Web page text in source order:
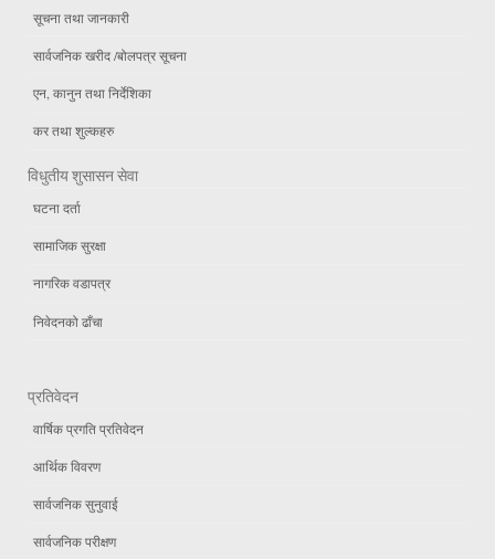
सूचना तथा जानकारी
सार्वजनिक खरीद /बोलपत्र सूचना
एन, कानुन तथा निर्देशिका
कर तथा शुल्कहरु
विधुतीय शुसासन सेवा
घटना दर्ता
सामाजिक सुरक्षा
नागरिक वडापत्र
निवेदनको ढाँचा
प्रतिवेदन
वार्षिक प्रगति प्रतिवेदन
आर्थिक विवरण
सार्वजनिक सुनुवाई
सार्वजनिक परीक्षण